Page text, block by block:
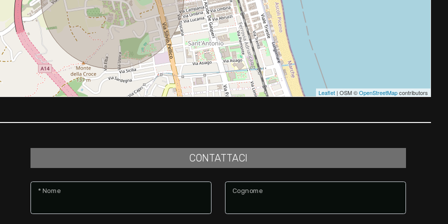
Leaflet | OSM ©OpenStreetMapcontributors
CONTATTACI
* Nome Cognome